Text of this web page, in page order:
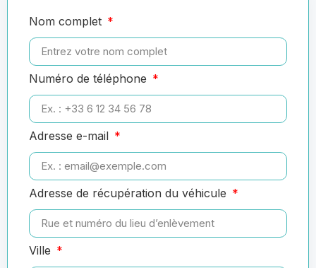
Nom complet
Numéro de téléphone
Adresse e-mail
Adresse de récupération du véhicule
Ville